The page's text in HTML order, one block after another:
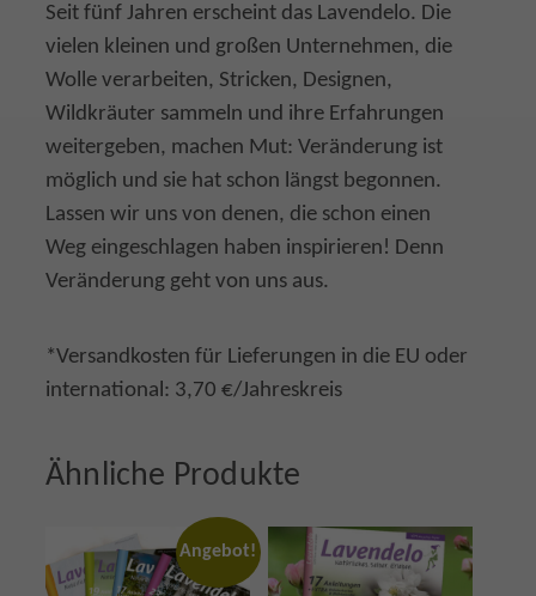
Seit fünf Jahren erscheint das Lavendelo. Die
vielen kleinen und großen Unternehmen, die
Wolle verarbeiten, Stricken, Designen,
Wildkräuter sammeln und ihre Erfahrungen
weitergeben, machen Mut: Veränderung ist
möglich und sie hat schon längst begonnen.
Lassen wir uns von denen, die schon einen
Weg eingeschlagen haben inspirieren! Denn
Veränderung geht von uns aus.
*Versandkosten für Lieferungen in die EU oder
international: 3,70 €/Jahreskreis
Ähnliche Produkte
Angebot!